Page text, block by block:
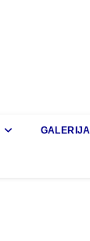
GALERIJA